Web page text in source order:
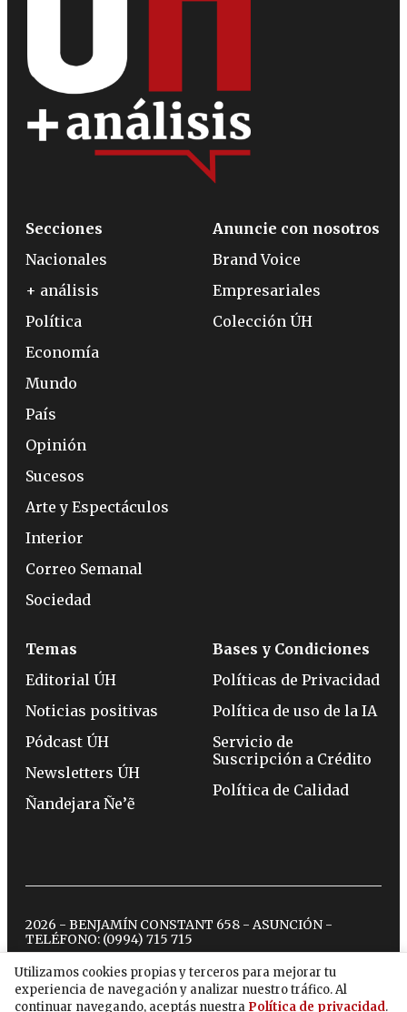
Utilizamos cookies propias y terceros para mejorar tu
experiencia de navegación y analizar nuestro tráfico. Al
continuar navegando, aceptás nuestra Política de privacidad.
Secciones
Nacionales
+ análisis
Política
Economía
Mundo
País
Opinión
Sucesos
Arte y Espectáculos
Interior
Correo Semanal
Sociedad
Anuncie con nosotros
Brand Voice
Empresariales
Colección ÚH
Temas
Editorial ÚH
Noticias positivas
Pódcast ÚH
Newsletters ÚH
Ñandejara Ñe’ẽ
Bases y Condiciones
Políticas de Privacidad
Política de uso de la IA
Servicio de
Suscripción a Crédito
Política de Calidad
2026 - BENJAMÍN CONSTANT 658 - ASUNCIÓN -
TELÉFONO: (0994) 715 715
twitterinstagram
facebook
tiktokyoutubespotify